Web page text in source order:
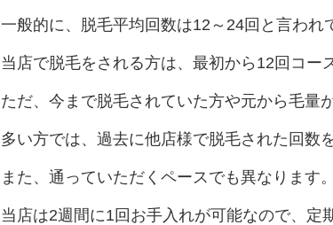
一般的に、脱毛平均回数は12～24回と言われ
当店で脱毛をされる方は、最初から12回コー
ただ、今まで脱毛されていた方や元から毛量
多い方では、過去に他店様で脱毛された回数
また、通っていただくペースでも異なります。
当店は2週間に1回お手入れが可能なので、定